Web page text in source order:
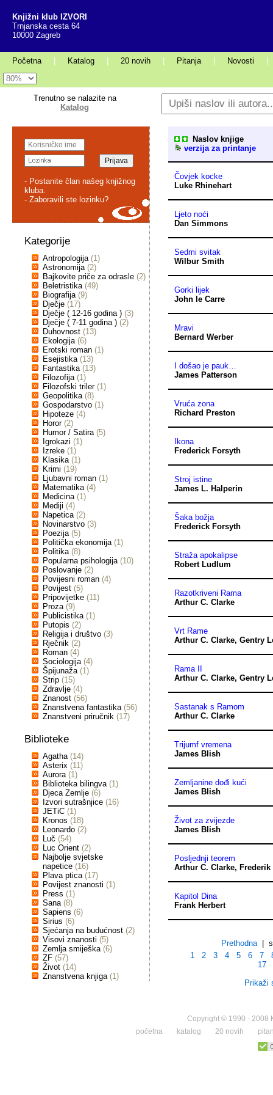
Knjižni klub IZVORI
Trnjanska cesta 64
10000 Zagreb
Početna Katalog 20 novih Pitanja Novosti
Trenutno se nalazite na
Katalog
- Postanite član našeg knjižnog
kluba.
- Zaboravili ste lozinku?
Kategorije
Antropologija (1)
Astronomija (2)
Bajkovite priče za odrasle (2)
Beletristika (49)
Biografija (9)
Dječje (17)
Dječje ( 12-16 godina ) (3)
Dječje ( 7-11 godina ) (2)
Duhovnost (13)
Ekologija (6)
Erotski roman (1)
Esejistika (13)
Fantastika (13)
Filozofija (1)
Filozofski triler (1)
Geopolitika (8)
Gospodarstvo (1)
Hipoteze (4)
Horor (2)
Humor / Satira (5)
Igrokazi (1)
Izreke (1)
Klasika (1)
Krimi (19)
Ljubavni roman (1)
Matematika (4)
Medicina (1)
Mediji (4)
Napetica (2)
Novinarstvo (3)
Poezija (5)
Politička ekonomija (1)
Politika (8)
Popularna psihologija (10)
Poslovanje (2)
Povijesni roman (4)
Povijest (5)
Pripovijetke (11)
Proza (9)
Publicistika (1)
Putopis (2)
Religija i društvo (3)
Rječnik (2)
Roman (4)
Sociologija (4)
Špijunaža (1)
Strip (15)
Zdravlje (4)
Znanost (56)
Znanstvena fantastika (56)
Znanstveni priručnik (17)
Biblioteke
Agatha (14)
Asterix (11)
Aurora (1)
Biblioteka bilingva (1)
Djeca Zemlje (6)
Izvori sutrašnjice (16)
JETiC (1)
Kronos (18)
Leonardo (2)
Luč (54)
Luc Orient (2)
Najbolje svjetske
napetice (16)
Plava ptica (17)
Povijest znanosti (1)
Press (1)
Sana (8)
Sapiens (6)
Sirius (6)
Sjećanja na budućnost (2)
Visovi znanosti (5)
Zemlja smiješka (6)
ZF (57)
Život (14)
Znanstvena knjiga (1)
Naslov knjige
verzija za printanje
Čovjek kocke
Luke Rhinehart
Ljeto noći
Dan Simmons
Sedmi svitak
Wilbur Smith
Gorki lijek
John le Carre
Mravi
Bernard Werber
I došao je pauk…
James Patterson
Vruća zona
Richard Preston
Ikona
Frederick Forsyth
Stroj istine
James L. Halperin
Šaka božja
Frederick Forsyth
Straža apokalipse
Robert Ludlum
Razotkriveni Rama
Arthur C. Clarke
Vrt Rame
Arthur C. Clarke,Gentry
Rama II
Arthur C. Clarke,Gentry
Sastanak s Ramom
Arthur C. Clarke
Trijumf vremena
James Blish
Zemljanine dođi kući
James Blish
Život za zvijezde
James Blish
Posljednji teorem
Arthur C. Clarke,
Kapitol Dina
Frank Herbert
Prethodna|
1
2 3 4 5 6 7
17
Prikaži
Copyright © 1990 - 2008
početna
katalog 20 novih